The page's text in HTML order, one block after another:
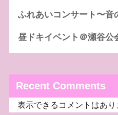
ふれあいコンサート〜音
昼ドキイベント＠瀬谷公
Recent Comments
表示できるコメントはあり